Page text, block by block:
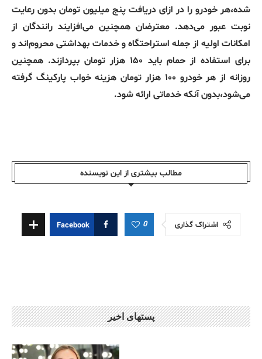
شده،هر خودرو را در ازای دریافت پنج میلیون تومان بدون رعایت
نوبت عبور می‌دهد. معترضان همچنین می‌افزایند رانندگان از
امکانات اولیه از جمله استراحتگاه و خدمات بهداشتی محروم‌اند و
برای استفاده از حمام باید ۱۵۰ هزار تومان بپردازند. همچنین
روزانه از هر خودرو ۱۰۰ هزار تومان هزینه خواب پارکینگ گرفته
می‌شود،بدون آنکه خدماتی ارائه شود.
مطالب بیشتری از این نویسندە
اشتراک گذاری 0
Facebook
پستهای اخیر